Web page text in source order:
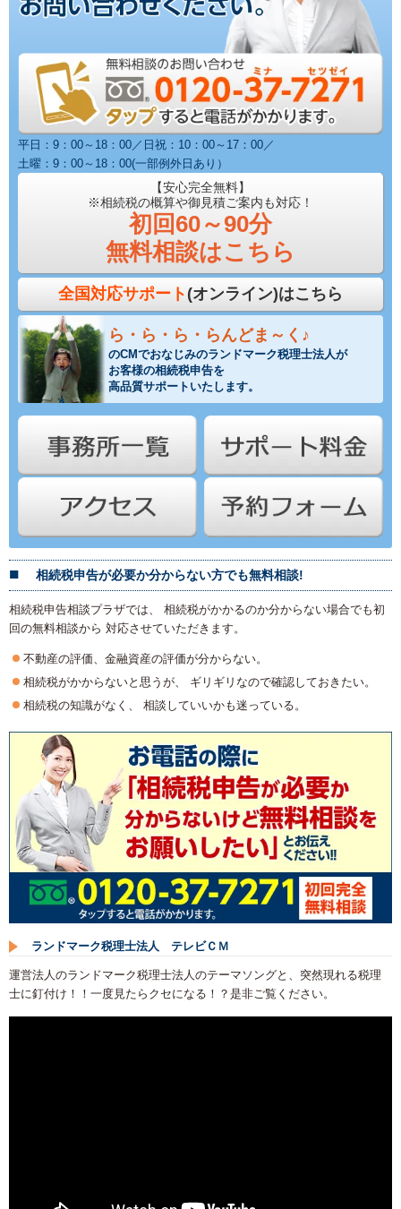
平日：9：00～18：00／日祝：10：00～17：00／
土曜：9：00～18：00(一部例外日あり）
【安心完全無料】
※相続税の概算や御見積ご案内も対応！
初回60～90分
無料相談はこちら
全国対応サポート(オンライン)はこちら
ら・ら・ら・らんどま～く♪
のCMでおなじみのランドマーク税理士法人が
お客様の相続税申告を
高品質サポートいたします。
相続税申告が必要か分からない方でも無料相談!
相続税申告相談プラザでは、 相続税がかかるのか分からない場合でも初
回の無料相談から 対応させていただきます。
不動産の評価、金融資産の評価が分からない。
相続税がかからないと思うが、 ギリギリなので確認しておきたい。
相続税の知識がなく、 相談していいかも迷っている。
ランドマーク税理士法人 テレビＣＭ
運営法人のランドマーク税理士法人のテーマソングと、突然現れる税理
士に釘付け！！一度見たらクセになる！？是非ご覧ください。